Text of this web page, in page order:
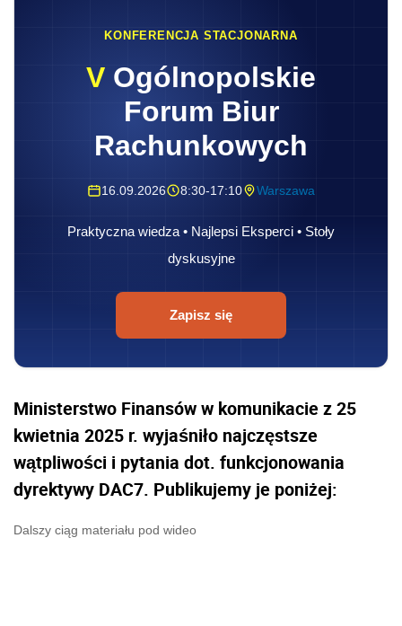
KONFERENCJA STACJONARNA
V Ogólnopolskie
Forum Biur
Rachunkowych
16.09.2026 8:30-17:10 Warszawa
Praktyczna wiedza • Najlepsi Eksperci • Stoły
dyskusyjne
Zapisz się
Ministerstwo Finansów w komunikacie z 25
kwietnia 2025 r. wyjaśniło najczęstsze
wątpliwości i pytania dot. funkcjonowania
dyrektywy DAC7. Publikujemy je poniżej:
Dalszy ciąg materiału pod wideo